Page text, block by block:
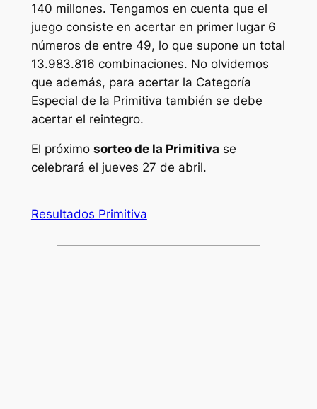
140 millones. Tengamos en cuenta que el
juego consiste en acertar en primer lugar 6
números de entre 49, lo que supone un total
13.983.816 combinaciones. No olvidemos
que además, para acertar la Categoría
Especial de la Primitiva también se debe
acertar el reintegro.
El próximo sorteo de la Primitiva se
celebrará el jueves 27 de abril.
Resultados Primitiva